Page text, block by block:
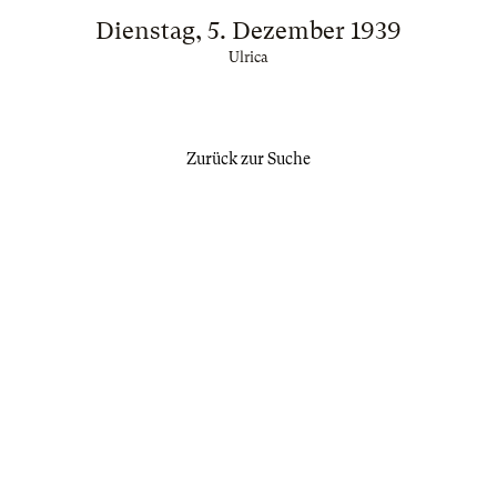
Dienstag, 5. Dezember 1939
Ulrica
Zurück zur Suche